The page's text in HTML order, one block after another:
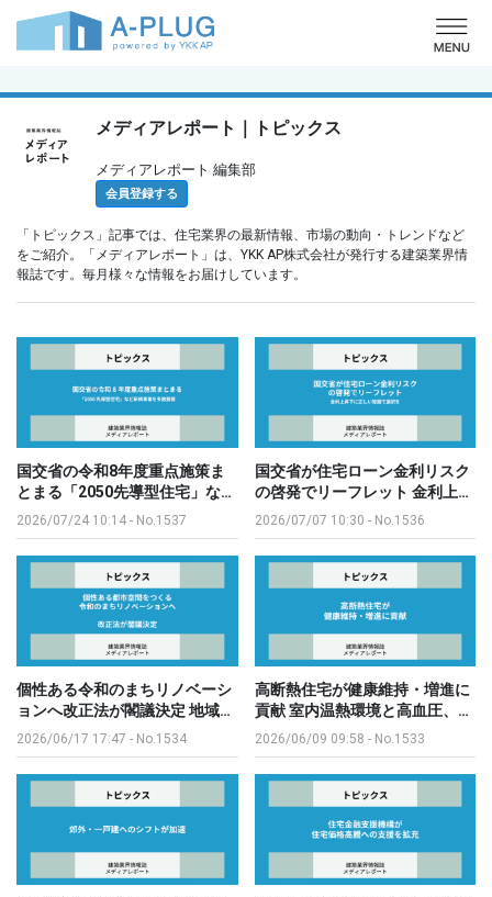
メディアレポート｜トピックス
メディアレポート 編集部
会員登録する
「トピックス」記事では、住宅業界の最新情報、市場の動向・トレンドなど
をご紹介。「メディアレポート」は、YKK AP株式会社が発行する建築業界情
報誌です。毎月様々な情報をお届けしています。
国交省の令和8年度重点施策ま
とまる「2050先導型住宅」な…
2026/07/24 10:14 - No.1537
国交省が住宅ローン金利リスク
の啓発でリーフレット 金利上…
2026/07/07 10:30 - No.1536
個性ある令和のまちリノベーシ
ョンへ改正法が閣議決定 地域…
2026/06/17 17:47 - No.1534
高断熱住宅が健康維持・増進に
貢献 室内温熱環境と高血圧、…
2026/06/09 09:58 - No.1533